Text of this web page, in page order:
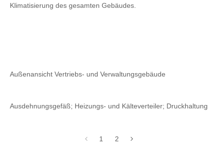
Klimatisierung des gesamten Gebäudes.
Außenansicht Vertriebs- und Verwaltungsgebäude
Ausdehnungsgefäß; Heizungs- und Kälteverteiler; Druckhaltung
1 2